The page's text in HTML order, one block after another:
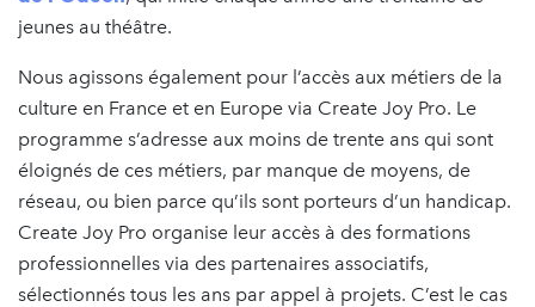
jeunes au théâtre.
Nous agissons également pour l’accès aux métiers de la
culture en France et en Europe via Create Joy Pro. Le
programme s’adresse aux moins de trente ans qui sont
éloignés de ces métiers, par manque de moyens, de
réseau, ou bien parce qu’ils sont porteurs d’un handicap.
Create Joy Pro organise leur accès à des formations
professionnelles via des partenaires associatifs,
sélectionnés tous les ans par appel à projets. C’est le cas